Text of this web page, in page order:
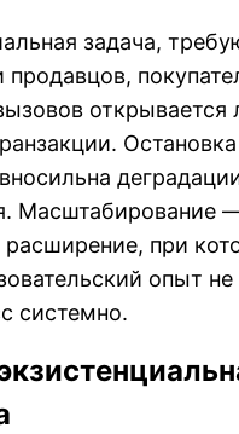
задача,
открывается
Остановка
Масштабирование
при
опыт не
системно.